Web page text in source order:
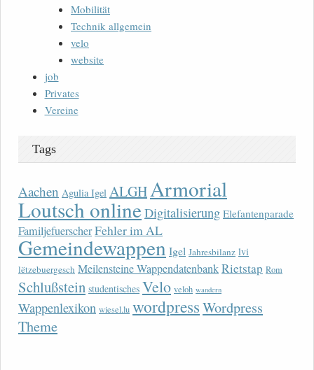
Mobilität
Technik allgemein
velo
website
job
Privates
Vereine
Tags
Aachen Agulia Igel ALGH Armorial
Loutsch onlineDigitalisierung Elefantenparade
FamiljefuerscherFehler im AL
Gemeindewappen Igel Jahresbilanz lvi
lëtzebuergesch Meilensteine WappendatenbankRietstap Rom
Schlußstein studentisches Velo veloh wandern
Wappenlexikon wiesel.lu wordpressWordpress
Theme